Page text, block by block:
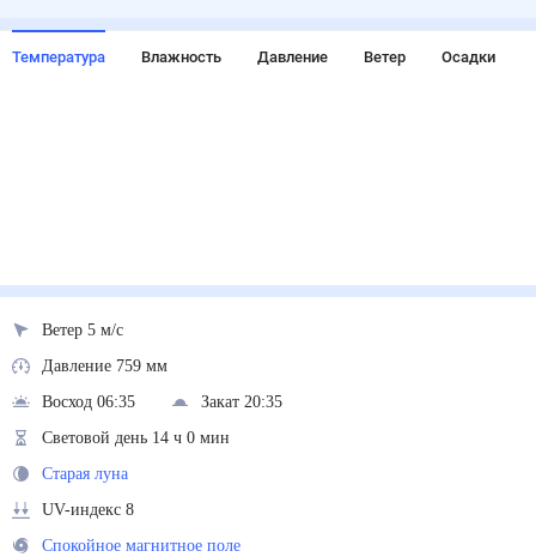
Температура Влажность Давление Ветер Осадки
Ветер 5 м/с
Давление 759 мм
Восход 06:35
Закат 20:35
Световой день 14 ч 0 мин
Старая луна
UV-индекс 8
Спокойное магнитное поле